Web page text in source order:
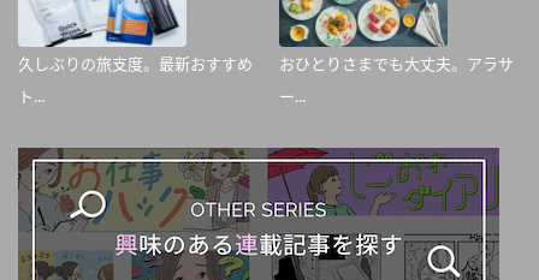
久しぶりの旅支度。最新おすすめ
ト...
おひとりさまでも大丈夫。アラサ
ー...